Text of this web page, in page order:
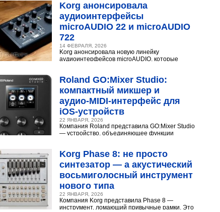
Korg анонсировала
аудиоинтерфейсы
microAUDIO 22 и microAUDIO
722
14 ФЕВРАЛЯ, 2026
Korg анонсировала новую линейку
аудиоинтерфейсов microAUDIO, которые
Roland GO:Mixer Studio:
компактный микшер и
аудио‑MIDI‑интерфейс для
iOS‑устройств
22 ЯНВАРЯ, 2026
Компания Roland представила GO:Mixer Studio
— устройство, объединяющее функции
Korg Phase 8: не просто
синтезатор — а акустический
восьмиголосный инструмент
нового типа
22 ЯНВАРЯ, 2026
Компания Korg представила Phase 8 —
инструмент, ломающий привычные рамки. Это